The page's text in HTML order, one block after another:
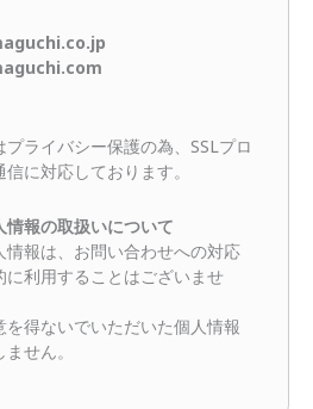
ライバシー保護の為、SSLプロ
に対応しております。
報の取扱いについて
情報は、お問い合わせへの対応
利用することはございませ
を得ないでいただいた個人情報
せん。